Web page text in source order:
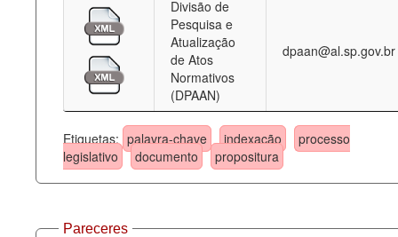
Divisão de
Pesquisa e
Atualização
de Atos
Normativos
(DPAAN)
dpaan@al.sp.gov.br
Etiquetas: palavra-chave indexação
processo
legislativo
documento propositura
Pareceres